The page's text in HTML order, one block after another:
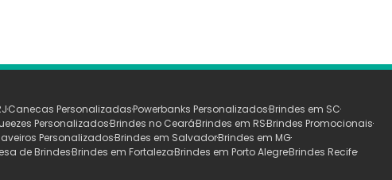
Canecas PersonalizadasPowerbanks PersonalizadosBrindes em SC
PersonalizadosBrindes no CearáBrindes em RSBrindes Promocionais
PersonalizadosBrindes em SalvadorBrindes em MG
de BrindesBrindes em FortalezaBrindes em Porto AlegreBrindes Recife